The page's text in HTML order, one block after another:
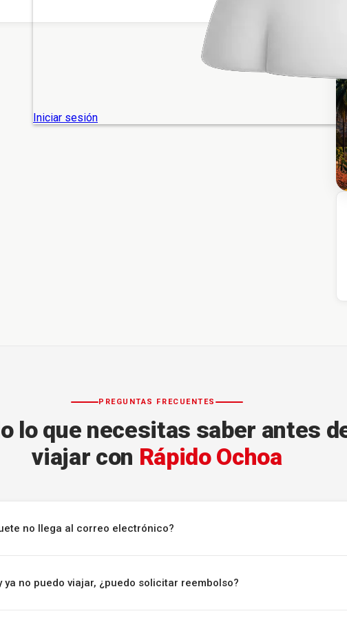
PREGUNTAS FRECUENTES
lo que necesitas saber antes
viajar con Rápido Ochoa
no llega al correo electrónico?
ya no puedo viajar, ¿puedo solicitar reembolso?